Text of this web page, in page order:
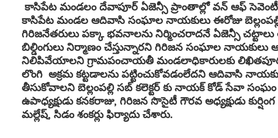
కాసిపేట మండలం దేవాపూర్ ఏజెన్సీ ప్రాంతాల్లో వన్ ఆఫ్ సెవెంటీ
కాసిపేట మండల ఆదివాసి సంఘాల నాయకులు ఈరోజు బెల్లంపల్లి
గిరిజనేతరులు పక్కా భవనాలను నిర్మించరాదనే ఏజెన్సీ చట్టాలు
బిల్డింగులు నిర్మాణం చేస్తున్నారని గిరిజన సంఘాల నాయకులు
నిలిపివేయాలని గ్రామపంచాయతీ మండలాధికారులకు
లొంగి అక్రమ కట్టడాలను పట్టించుకోవడంలేదని ఆదివాసి
తీసుకోవాలని బెల్లంపల్లి సబ్ కలెక్టర్ కు నాయక్ కోడ్ సేవా సంఘం
ఉపాధ్యక్షుడు కనకరాజు, గిరిజన సొసైటీ గౌరవ అధ్యక్షుడు
మల్లేష్, సిడం శంకర్లు ఫిర్యాదు చేశారు.